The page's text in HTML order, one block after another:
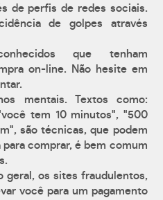
de perfis de redes sociais.
de golpes através
que tenham
on-line. Não hesite em
mentais. Textos como:
tem 10 minutos", "500
são técnicas, que podem
comprar, é bem comum
geral, os sites fraudulentos,
você para um pagamento